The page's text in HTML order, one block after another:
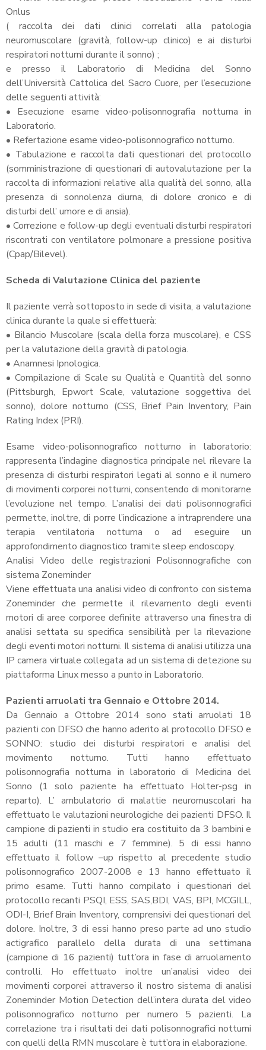
Onlus
( raccolta dei dati clinici correlati alla patologia
neuromuscolare (gravità, follow-up clinico) e ai disturbi
respiratori notturni durante il sonno) ;
e presso il Laboratorio di Medicina del Sonno
dell’Università Cattolica del Sacro Cuore, per l’esecuzione
delle seguenti attività:
• Esecuzione esame video-polisonnografia notturna in
Laboratorio.
• Refertazione esame video-polisonnografico notturno.
• Tabulazione e raccolta dati questionari del protocollo
(somministrazione di questionari di autovalutazione per la
raccolta di informazioni relative alla qualità del sonno, alla
presenza di sonnolenza diurna, di dolore cronico e di
disturbi dell’ umore e di ansia).
• Correzione e follow-up degli eventuali disturbi respiratori
riscontrati con ventilatore polmonare a pressione positiva
(Cpap/Bilevel).
Scheda di Valutazione Clinica del paziente
Il paziente verrà sottoposto in sede di visita, a valutazione
clinica durante la quale si effettuerà:
• Bilancio Muscolare (scala della forza muscolare), e CSS
per la valutazione della gravità di patologia.
• Anamnesi Ipnologica.
• Compilazione di Scale su Qualità e Quantità del sonno
(Pittsburgh, Epwort Scale, valutazione soggettiva del
sonno), dolore notturno (CSS, Brief Pain Inventory, Pain
Rating Index (PRI).
Esame video-polisonnografico notturno in laboratorio:
rappresenta l’indagine diagnostica principale nel rilevare la
presenza di disturbi respiratori legati al sonno e il numero
di movimenti corporei notturni, consentendo di monitorarne
l’evoluzione nel tempo. L’analisi dei dati polisonnografici
permette, inoltre, di porre l’indicazione a intraprendere una
terapia ventilatoria notturna o ad eseguire un
approfondimento diagnostico tramite sleep endoscopy.
Analisi Video delle registrazioni Polisonnografiche con
sistema Zoneminder
Viene effettuata una analisi video di confronto con sistema
Zoneminder che permette il rilevamento degli eventi
motori di aree corporee definite attraverso una finestra di
analisi settata su specifica sensibilità per la rilevazione
degli eventi motori notturni. Il sistema di analisi utilizza una
IP camera virtuale collegata ad un sistema di detezione su
piattaforma Linux messo a punto in Laboratorio.
Pazienti arruolati tra Gennaio e Ottobre 2014.
Da Gennaio a Ottobre 2014 sono stati arruolati 18
pazienti con DFSO che hanno aderito al protocollo DFSO e
SONNO: studio dei disturbi respiratori e analisi del
movimento notturno. Tutti hanno effettuato
polisonnografia notturna in laboratorio di Medicina del
Sonno (1 solo paziente ha effettuato Holter-psg in
reparto). L’ ambulatorio di malattie neuromuscolari ha
effettuato le valutazioni neurologiche dei pazienti DFSO. Il
campione di pazienti in studio era costituito da 3 bambini e
15 adulti (11 maschi e 7 femmine). 5 di essi hanno
effettuato il follow –up rispetto al precedente studio
polisonnografico 2007-2008 e 13 hanno effettuato il
primo esame. Tutti hanno compilato i questionari del
protocollo recanti PSQI, ESS, SAS,BDI, VAS, BPI, MCGILL,
ODI-I, Brief Brain Inventory, comprensivi dei questionari del
dolore. Inoltre, 3 di essi hanno preso parte ad uno studio
actigrafico parallelo della durata di una settimana
(campione di 16 pazienti) tutt’ora in fase di arruolamento
controlli. Ho effettuato inoltre un’analisi video dei
movimenti corporei attraverso il nostro sistema di analisi
Zoneminder Motion Detection dell’intera durata del video
polisonnografico notturno per numero 5 pazienti. La
correlazione tra i risultati dei dati polisonnografici notturni
con quelli della RMN muscolare è tutt’ora in elaborazione.